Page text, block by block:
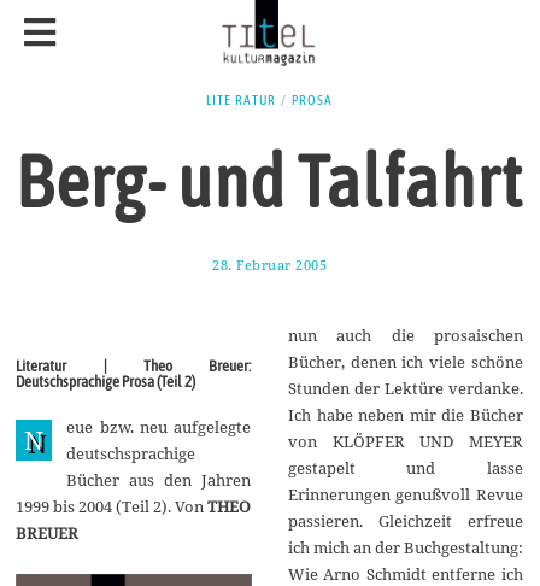
LITE RATUR / PROSA
Berg- und Talfahrt
28. Februar 2005
r
u
a
r
2
0
1
8
Literatur | Theo Breuer:
Deutschsprachige Prosa (Teil 2)
N
eue bzw. neu aufgelegte
deutschsprachige
Bücher aus den Jahren
1999 bis 2004 (Teil 2). VonTHEO
BREUER
nun auch die prosaischen
Bücher, denen ich viele schöne
Stunden der Lektüre verdanke.
Ich habe neben mir die Bücher
von KLÖPFER UND MEYER
gestapelt und lasse
Erinnerungen genußvoll Revue
passieren. Gleichzeit erfreue
ich mich an der Buchgestaltung:
Wie Arno Schmidt entferne ich